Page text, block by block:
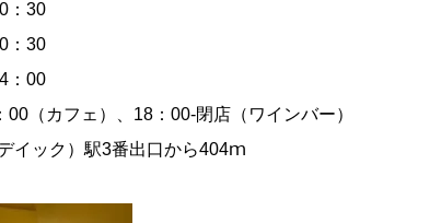
30
30
00
ェ）、18：00-閉店（ワインバー）
イック）駅3番出口から404ｍ